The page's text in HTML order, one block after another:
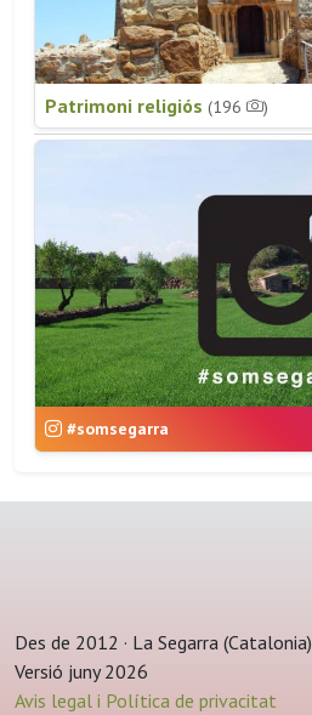
Patrimoni religiós (196 )
#somsegarra
Des de 2012 · La Segarra (Catalonia)
Versió juny 2026
Avis legal i Política de privacitat